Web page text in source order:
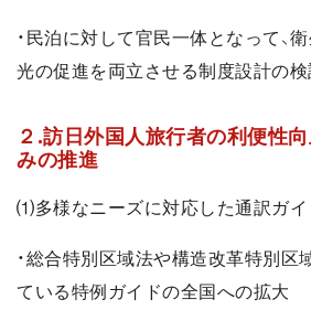
・民泊に対して官民一体となって、
光の促進を両立させる制度設計の検
２.訪日外国人旅行者の利便性
みの推進
⑴多様なニーズに対応した通訳ガ
・総合特別区域法や構造改革特別区
ている特例ガイドの全国への拡大